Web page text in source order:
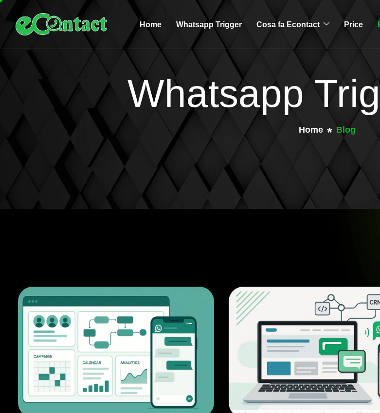
Home Whatsapp Trigger Cosa fa Econtact Price
Whatsapp
Home Blog